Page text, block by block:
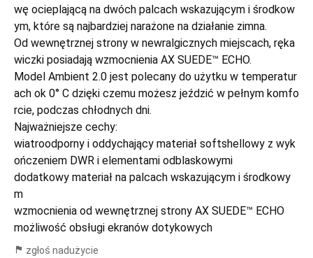
wę ocieplającą na dwóch palcach wskazującym i środkow
ym, które są najbardziej narażone na działanie zimna.
Od wewnętrznej strony w newralgicznych miejscach, ręka
wiczki posiadają wzmocnienia AX SUEDE™ ECHO.
Model Ambient 2.0 jest polecany do użytku w temperatur
ach ok 0° C dzięki czemu możesz jeździć w pełnym komfo
rcie, podczas chłodnych dni.
Najważniejsze cechy:
wiatroodporny i oddychający materiał softshellowy z wyk
ończeniem DWR i elementami odblaskowymi
dodatkowy materiał na palcach wskazującym i środkowy
m
wzmocnienia od wewnętrznej strony AX SUEDE™ ECHO
możliwość obsługi ekranów dotykowych
zgłoś nadużycie